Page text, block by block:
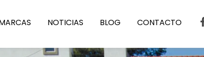
NOTICIAS BLOG CONTACTO